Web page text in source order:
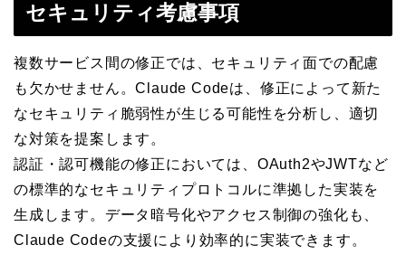
セキュリティ考慮事項
複数サービス間の修正では、セキュリティ面での配慮
も欠かせません。Claude Codeは、修正によって新た
なセキュリティ脆弱性が生じる可能性を分析し、適切
な対策を提案します。
認証・認可機能の修正においては、OAuth2やJWTなど
の標準的なセキュリティプロトコルに準拠した実装を
生成します。データ暗号化やアクセス制御の強化も、
Claude Codeの支援により効率的に実装できます。